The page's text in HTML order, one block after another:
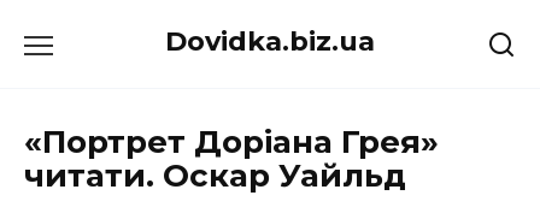
до
Dovidka.biz.ua
«Портрет Доріана Грея»
читати. Оскар Уайльд